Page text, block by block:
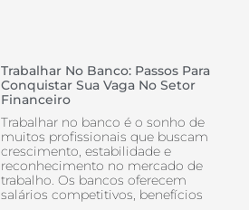
Trabalhar No Banco: Passos Para
Conquistar Sua Vaga No Setor
Financeiro
Trabalhar no banco é o sonho de
muitos profissionais que buscam
crescimento, estabilidade e
reconhecimento no mercado de
trabalho. Os bancos oferecem
salários competitivos, benefícios